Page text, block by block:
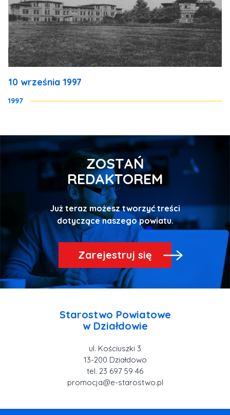
10 września 1997
1997
ZOSTAŃ
REDAKTOREM
Już teraz możesz tworzyć treści
dotyczące naszego powiatu.
Zarejestruj się
Starostwo Powiatowe
ul. Kościuszki 3
tel. 23 697 59 46
promocja@e-starostwo.pl